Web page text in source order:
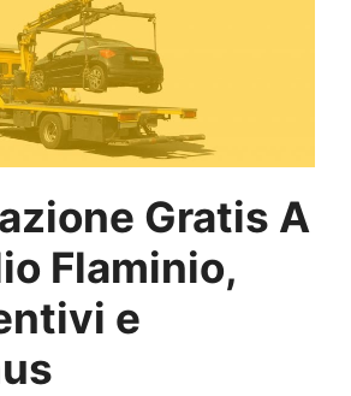
Gratis A
Flaminio,
e